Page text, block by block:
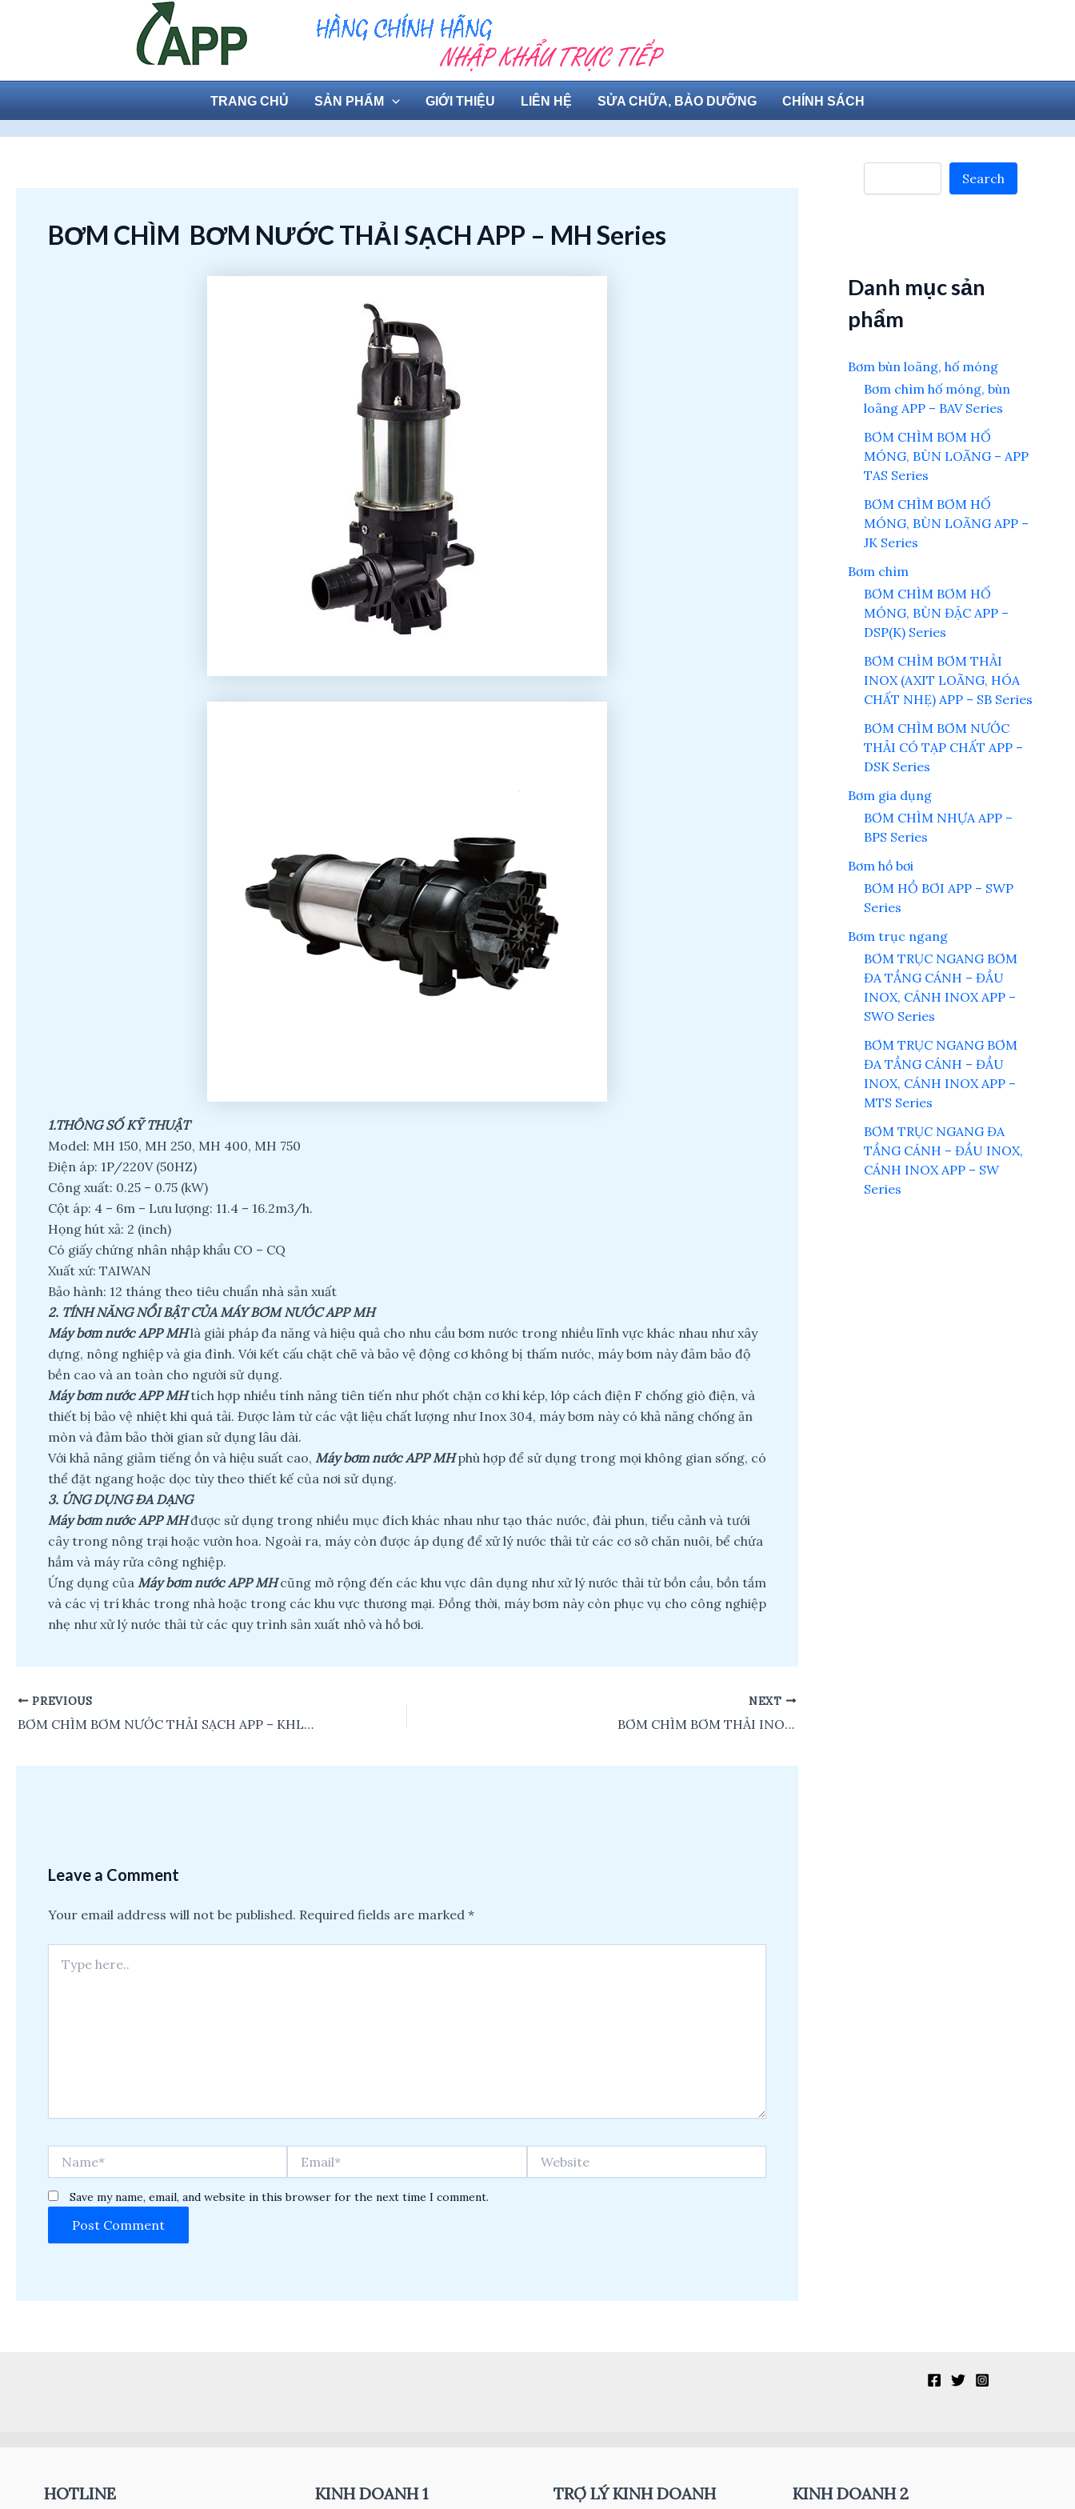
TRANG CHỦ SẢN PHẨM GIỚI THIỆU LIÊN HỆ SỬA CHỮA, BẢO DƯỠNG CHÍNH SÁCH
BƠM CHÌM BƠM NƯỚC THẢI SẠCH APP – MH Series
1.THÔNG SỐ KỸ THUẬT
Model: MH 150, MH 250, MH 400, MH 750
Điện áp: 1P/220V (50HZ)
Công xuất: 0.25 – 0.75 (kW)
Cột áp: 4 – 6m – Lưu lượng: 11.4 – 16.2m3/h.
Họng hút xả: 2 (inch)
Có giấy chứng nhân nhập khẩu CO – CQ
Xuất xứ: TAIWAN
Bảo hành: 12 tháng theo tiêu chuẩn nhà sản xuất
2. TÍNH NĂNG NỔI BẬT CỦA MÁY BƠM NƯỚC APP MH
Máy bơm nước APP MHlà giải pháp đa năng và hiệu quả cho nhu cầu bơm nước trong nhiều lĩnh vực khác nhau như xây
dựng, nông nghiệp và gia đình. Với kết cấu chặt chẽ và bảo vệ động cơ không bị thấm nước, máy bơm này đảm bảo độ
bền cao và an toàn cho người sử dụng.
Máy bơm nước APP MHtích hợp nhiều tính năng tiên tiến như phốt chặn cơ khí kép, lớp cách điện F chống giò điện, và
thiết bị bảo vệ nhiệt khi quá tải. Được làm từ các vật liệu chất lượng như Inox 304, máy bơm này có khả năng chống ăn
mòn và đảm bảo thời gian sử dụng lâu dài.
Với khả năng giảm tiếng ồn và hiệu suất cao, Máy bơm nước APP MHphù hợp để sử dụng trong mọi không gian sống, có
thể đặt ngang hoặc dọc tùy theo thiết kế của nơi sử dụng.
3. ỨNG DỤNG ĐA DẠNG
Máy bơm nước APP MHđược sử dụng trong nhiều mục đích khác nhau như tạo thác nước, đài phun, tiểu cảnh và tưới
cây trong nông trại hoặc vườn hoa. Ngoài ra, máy còn được áp dụng để xử lý nước thải từ các cơ sở chăn nuôi, bể chứa
hầm và máy rửa công nghiệp.
Ứng dụng của Máy bơm nước APP MHcũng mở rộng đến các khu vực dân dụng như xử lý nước thải từ bồn cầu, bồn tắm
và các vị trí khác trong nhà hoặc trong các khu vực thương mại. Đồng thời, máy bơm này còn phục vụ cho công nghiệp
nhẹ như xử lý nước thải từ các quy trình sản xuất nhỏ và hồ bơi.
Post
navigation
PREVIOUS
BƠM CHÌM BƠM NƯỚC THẢI SẠCH APP – KHL SERIES
NEXT
BƠM CHÌM BƠM THẢI INOX (AXIT LOÃNG, HÓA CHẤT NHẸ) APP – SS Series
Leave a Comment
Your email address will not be published. Required fields are marked *
here..
Save my name, email, and website in this browser for the next time I comment.
Search
Search
Danh mục sản
phẩm
Bơm bùn loãng, hố móng
Bơm chìm hố móng, bùn
loãng APP – BAV Series
BƠM CHÌM BƠM HỐ
MÓNG, BÙN LOÃNG – APP
TAS Series
BƠM CHÌM BƠM HỐ
MÓNG, BÙN LOÃNG APP –
JK Series
Bơm chìm
BƠM CHÌM BƠM HỐ
MÓNG, BÙN ĐẶC APP –
DSP(K) Series
BƠM CHÌM BƠM THẢI
INOX (AXIT LOÃNG, HÓA
CHẤT NHẸ) APP – SB Series
BƠM CHÌM BƠM NƯỚC
THẢI CÓ TẠP CHẤT APP –
DSK Series
Bơm gia dụng
BƠM CHÌM NHỰA APP –
BPS Series
Bơm hồ bơi
BƠM HỒ BƠI APP – SWP
Series
Bơm trục ngang
BƠM TRỤC NGANG BƠM
ĐA TẦNG CÁNH – ĐẦU
INOX, CÁNH INOX APP –
SWO Series
BƠM TRỤC NGANG BƠM
ĐA TẦNG CÁNH – ĐẦU
INOX, CÁNH INOX APP –
MTS Series
BƠM TRỤC NGANG ĐA
TẦNG CÁNH – ĐẦU INOX,
CÁNH INOX APP – SW
Series
HOTLINE KINH DOANH 1 TRỢ LÝ KINH DOANH KINH DOANH 2